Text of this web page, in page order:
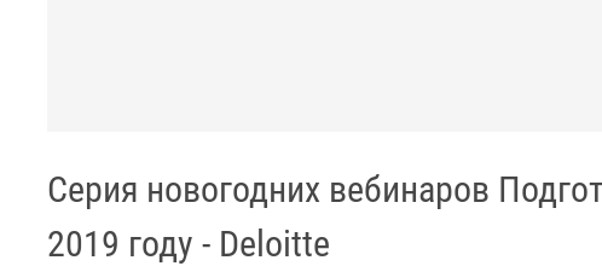
Серия новогодних вебинаров
2019 году - Deloitte